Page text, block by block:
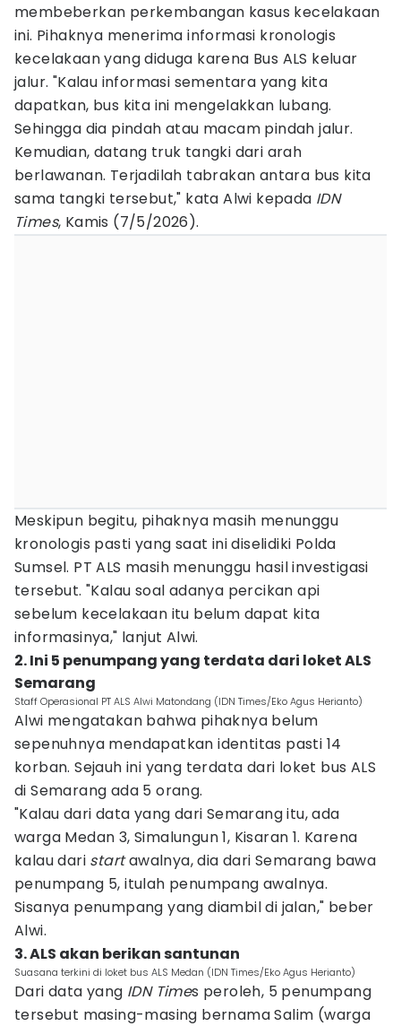
membeberkan perkembangan kasus kecelakaan
ini. Pihaknya menerima informasi kronologis
kecelakaan yang diduga karena Bus ALS keluar
jalur. "Kalau informasi sementara yang kita
dapatkan, bus kita ini mengelakkan lubang.
Sehingga dia pindah atau macam pindah jalur.
Kemudian, datang truk tangki dari arah
berlawanan. Terjadilah tabrakan antara bus kita
sama tangki tersebut," kata Alwi kepada IDN
Times, Kamis (7/5/2026).
Meskipun begitu, pihaknya masih menunggu
kronologis pasti yang saat ini diselidiki Polda
Sumsel. PT ALS masih menunggu hasil investigasi
tersebut. "Kalau soal adanya percikan api
sebelum kecelakaan itu belum dapat kita
informasinya," lanjut Alwi.
2. Ini 5 penumpang yang terdata dari loket ALS
Semarang
Staff Operasional PT ALS Alwi Matondang (IDN Times/Eko Agus Herianto)
Alwi mengatakan bahwa pihaknya belum
sepenuhnya mendapatkan identitas pasti 14
korban. Sejauh ini yang terdata dari loket bus ALS
di Semarang ada 5 orang.
"Kalau dari data yang dari Semarang itu, ada
warga Medan 3, Simalungun 1, Kisaran 1. Karena
kalau dari startawalnya, dia dari Semarang bawa
penumpang 5, itulah penumpang awalnya.
Sisanya penumpang yang diambil di jalan," beber
Alwi.
3. ALS akan berikan santunan
Suasana terkini di loket bus ALS Medan (IDN Times/Eko Agus Herianto)
Dari data yang IDN Times peroleh, 5 penumpang
tersebut masing-masing bernama Salim (warga